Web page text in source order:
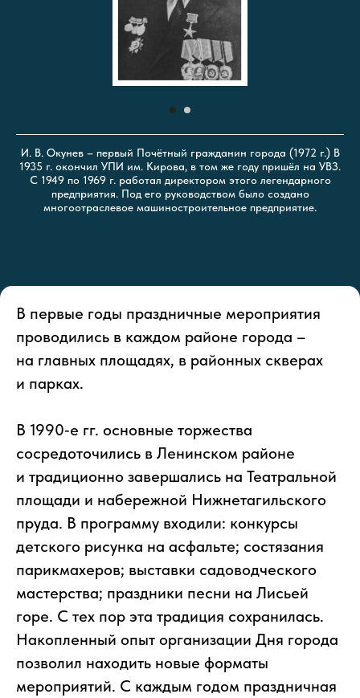
И. В. Окунев – первый Почётный гражданин города (1972 г.) В
1935 г. окончил УПИ им. Кирова, в том же году пришёл на УВЗ.
С 1949 по 1969 г. работал директором этого легендарного
предприятия. Под его руководством было создано
многоотраслевое машиностроительное предприятие.
В первые годы праздничные мероприятия
проводились в каждом районе города –
на главных площадях, в районных скверах
и парках.
В 1990‑е гг. основные торжества
сосредоточились в Ленинском районе
и традиционно завершались на Театральной
площади и набережной Нижнетагильского
пруда. В программу входили: конкурсы
детского рисунка на асфальте; состязания
парикмахеров; выставки садоводческого
мастерства; праздники песни на Лисьей
горе. С тех пор эта традиция сохранилась.
Накопленный опыт организации Дня города
позволил находить новые форматы
мероприятий. С каждым годом праздничная